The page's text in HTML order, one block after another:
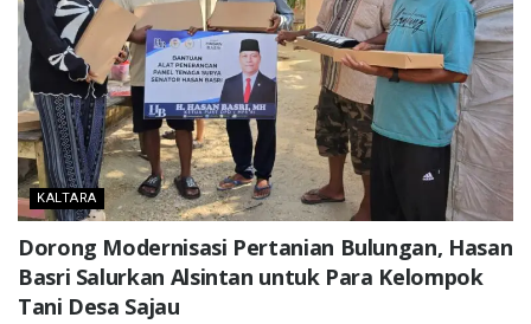
KALTARA
Dorong Modernisasi Pertanian Bulungan, Hasan
Basri Salurkan Alsintan untuk Para Kelompok
Tani Desa Sajau